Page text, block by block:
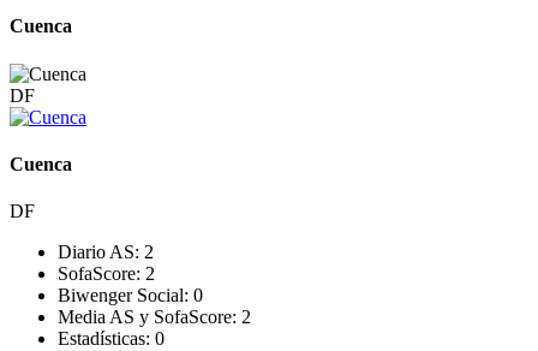
Cuenca
DF
Cuenca
DF
Diario AS: 2
SofaScore: 2
Biwenger Social: 0
Media AS y SofaScore: 2
Estadísticas: 0